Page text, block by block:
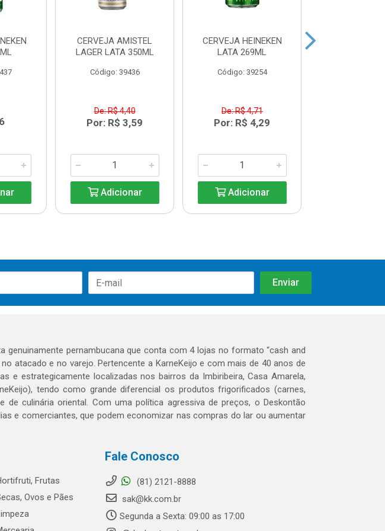
CERVEJA AMISTEL
LAGER LATA 350ML
Código: 39436
De: R$ 4,40
Por: R$ 3,59
Adicionar
CERVEJA HEINEKEN
LATA 269ML
Código: 39254
De: R$ 4,71
Por: R$ 4,29
Adicionar
genuinamente pernambucana que conta com 4 lojas no formato “cash and
atacado e no varejo. Pertencente a KarneKeijo e com mais de 40 anos de
e estrategicamente localizadas nos bairros da Imbiribeira, Casa Amarela,
tendo como grande diferencial os produtos frigorificados (carnes,
de culinária oriental. Com uma política agressiva de preços, o Deskontão
e comerciantes, que podem economizar nas compras do lar ou aumentar
Frutas
Ovos e Pães
Fale Conosco
(81) 2121-8888
sak@kk.com.br
Segunda a Sexta: 09:00 as 17:00